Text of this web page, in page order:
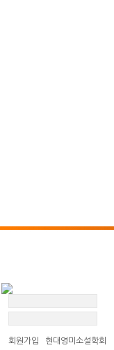
회원가입 현대영미소설학회